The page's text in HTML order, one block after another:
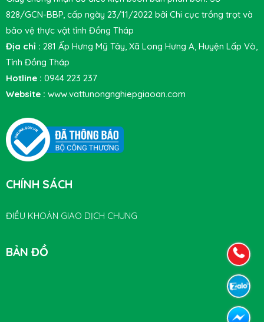
828/GCN-BBP, cấp ngày 23/11/2022 bởi Chi cục trồng trọt và
bảo vệ thực vật tỉnh Đồng Tháp
Địa chỉ : 281 Ấp Hưng Mỹ Tây, Xã Long Hưng A, Huyện Lấp Vò,
Tỉnh Đồng Tháp
Hotline : 0944 223 237
Website : www.vattunongnghiepgiaoan.com
CHÍNH SÁCH
ĐIỀU KHOẢN GIAO DỊCH CHUNG
BẢN ĐỒ